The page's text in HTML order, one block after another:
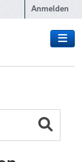
Anmelden